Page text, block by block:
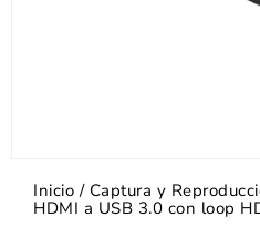
Inicio / Captura y
HDMI a USB 3.0 con loop